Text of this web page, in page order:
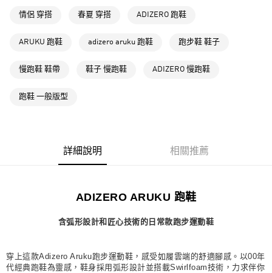
萊爾富取貨付款
付款後萊爾富取貨
每筆NT$80，滿NT$1,500(含以上)免運費
每筆NT$80，滿NT$1,500(含以上)免運費
情侶 穿搭 春夏 穿搭 ADIZERO 跑鞋
ARUKU 跑鞋 adizero aruku 跑鞋 跑步鞋 鞋子
慢跑鞋 鞋帶 鞋子 慢跑鞋 ADIZERO 慢跑鞋
跑鞋 一般版型
詳細說明 相關推薦
ADIZERO ARUKU 跑鞋
含弧形設計和匠心技術的日常款跑步運動鞋
穿上這款Adizero Aruku跑步運動鞋，感受如履雲端的舒適腳感。以00年
代經典跑鞋為靈感，鞋身採用弧形設計並搭載Swirlfoam技術，力求伴你